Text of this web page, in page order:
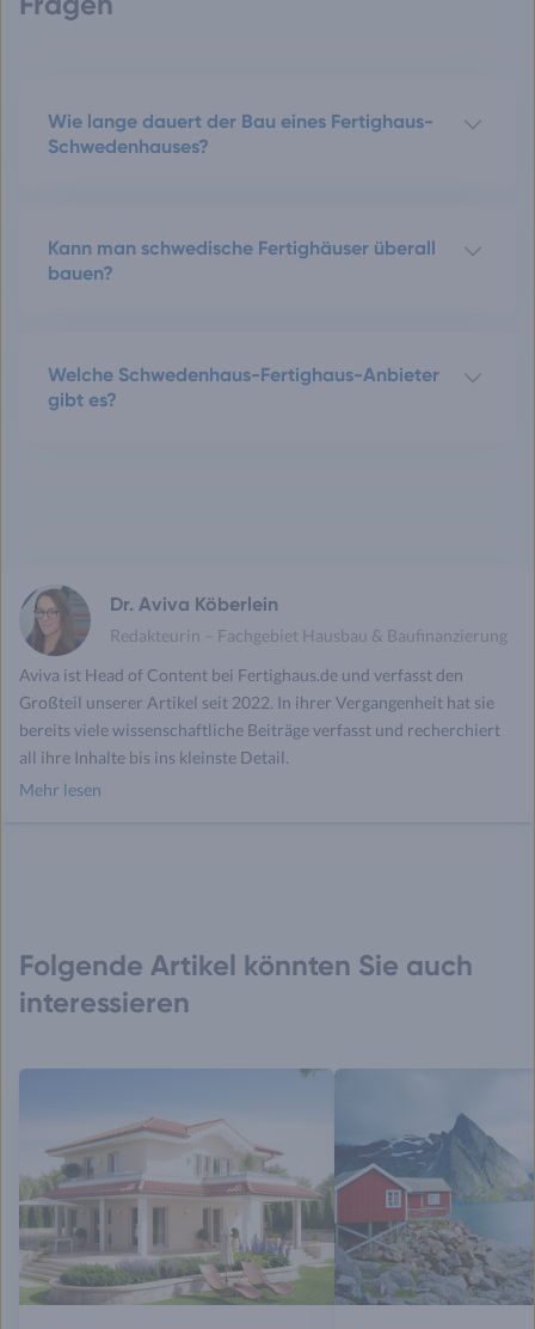
Wie lange dauert der Bau eines Fertighaus-
Schwedenhauses?
Kann man schwedische Fertighäuser überall
bauen?
Welche Schwedenhaus-Fertighaus-Anbieter
gibt es?
Dr. Aviva Köberlein
Redakteurin – Fachgebiet Hausbau & Baufinanzierung
Aviva ist Head of Content bei Fertighaus.de und verfasst den
Großteil unserer Artikel seit 2022. In ihrer Vergangenheit hat sie
bereits viele wissenschaftliche Beiträge verfasst und recherchiert
all ihre Inhalte bis ins kleinste Detail.
Mehr lesen
Folgende Artikel könnten Sie auch
interessieren